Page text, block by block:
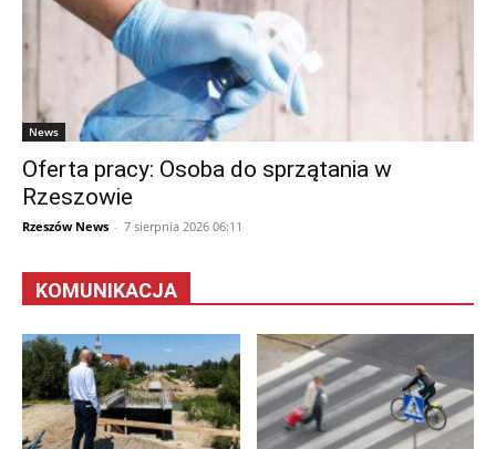
News
Oferta pracy: Osoba do sprzątania w
Rzeszowie
Rzeszów News - 7 sierpnia 2026 06:11
KOMUNIKACJA